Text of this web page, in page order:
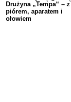
Drużyna „Tempa“ – z
piórem, aparatem i
ołowiem